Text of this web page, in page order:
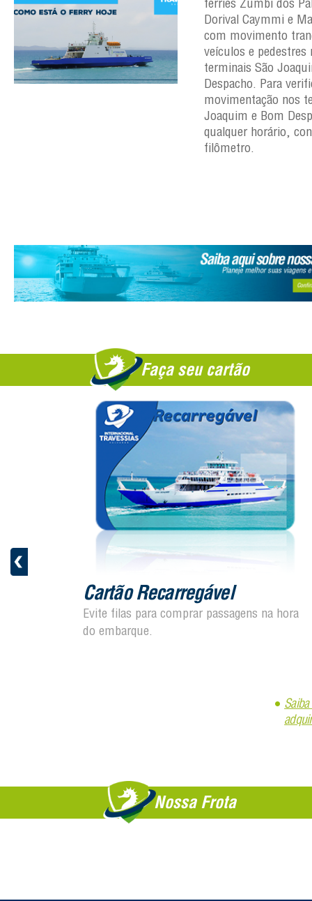
ferries Zumbi dos
Dorival Caymmi e
com movimento
veículos e pedestres
terminais São
Despacho. Para
movimentação nos
Joaquim e Bom
qualquer horário,
filômetro.
Faça seu cartão
Cartão Recarregável
Evite filas para comprar passagens na hora
do embarque.
Nossa Frota